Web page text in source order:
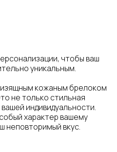
чтобы ваш
уникальным.
кожаным брелоком
не только стильная
индивидуальности.
характер вашему
неповторимый вкус.